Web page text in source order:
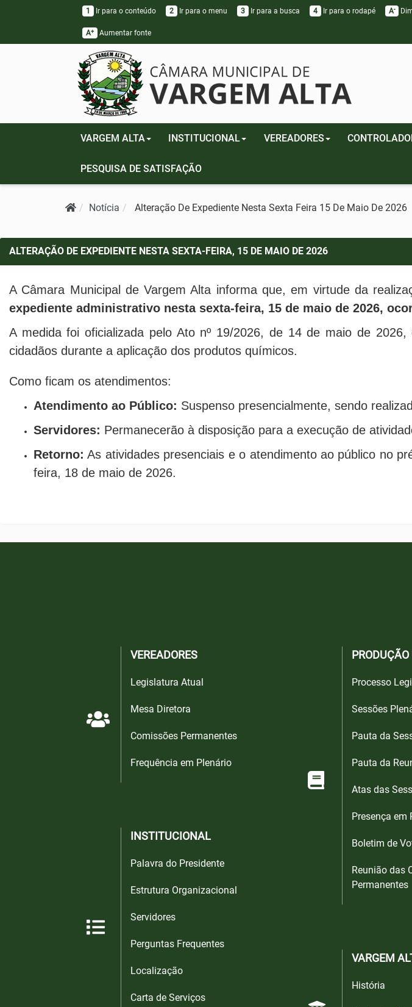
1 Ir para o conteúdo 2 Ir para o menu 3 Ir para a busca 4 Ir para o rodapé A-
A+ Aumentar fonte
VARGEM ALTA INSTITUCIONAL VEREADORES
PESQUISA DE SATISFAÇÃO
Notícia Alteração De Expediente Nesta Sexta Feira 15 De Maio De 2026
ALTERAÇÃO DE EXPEDIENTE NESTA SEXTA-FEIRA, 15 DE MAIO DE 2026
A Câmara Municipal de Vargem Alta informa que, em virtude da
expediente administrativo nesta sexta-feira, 15 de maio de 2026,
A medida foi oficializada pelo Ato nº 19/2026, de 14 de maio de
cidadãos durante a aplicação dos produtos químicos.
Como ficam os atendimentos:
Atendimento ao Público: Suspenso presencialmente, sendo
Servidores: Permanecerão à disposição para a execução de
Retorno: As atividades presenciais e o atendimento ao público no
feira, 18 de maio de 2026.
VEREADORES
Legislatura Atual
Mesa Diretora
Comissões Permanentes
Frequência em Plenário
INSTITUCIONAL
Palavra do Presidente
Estrutura Organizacional
Servidores
Perguntas Frequentes
Localização
Carta de Serviços
Processo
Sessões
Pauta da
Pauta da
Atas das
Presença em
Boletim de
Reunião das
Permanentes
VARGEM
História